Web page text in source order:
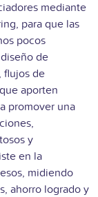
mediante
para que las
pocos
de
flujos de
aporten
promover una
y
en la
midiendo
ahorro logrado y